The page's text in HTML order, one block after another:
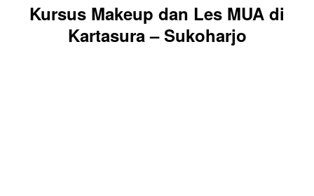
Kursus Makeup dan Les MUA di
Kartasura – Sukoharjo